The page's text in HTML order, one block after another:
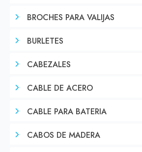
BROCHES PARA VALIJAS
BURLETES
CABEZALES
CABLE DE ACERO
CABLE PARA BATERIA
CABOS DE MADERA